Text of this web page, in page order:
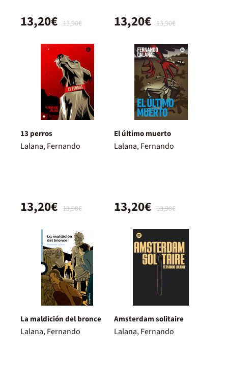
13,90€
13,20€ 13,90€
13,20€
13 perros
Lalana, Fernando
13,90€
13,20€
El último muerto
Lalana, Fernando
13,90€
13,20€
La maldición del bronce
Lalana, Fernando
Amsterdam solitaire
Lalana, Fernando